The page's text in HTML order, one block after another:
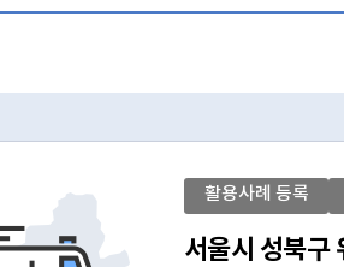
활용사례 등록
서울시 성북구